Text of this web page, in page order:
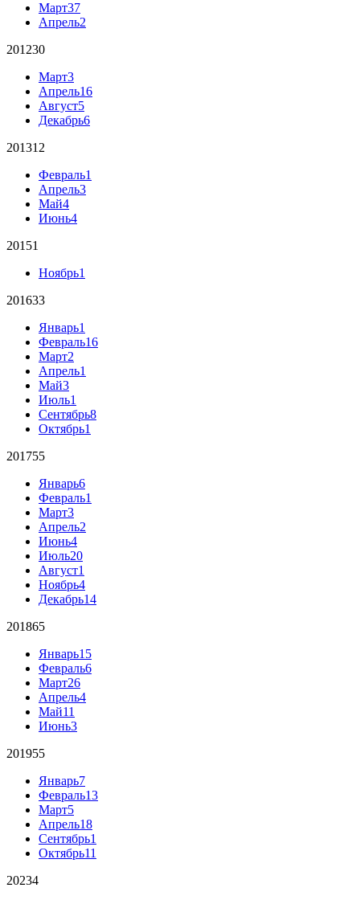
Март37
Апрель2
201230
Март3
Апрель16
Август5
Декабрь6
201312
Февраль1
Апрель3
Май4
Июнь4
20151
Ноябрь1
201633
Январь1
Февраль16
Март2
Апрель1
Май3
Июль1
Сентябрь8
Октябрь1
201755
Январь6
Февраль1
Март3
Апрель2
Июнь4
Июль20
Август1
Ноябрь4
Декабрь14
201865
Январь15
Февраль6
Март26
Апрель4
Май11
Июнь3
201955
Январь7
Февраль13
Март5
Апрель18
Сентябрь1
Октябрь11
20234